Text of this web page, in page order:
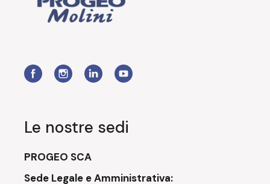
Le nostre sedi
PROGEO SCA
Sede Legale e Amministrativa: